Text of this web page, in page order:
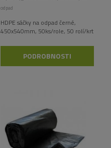
odpad
HDPE sáčky na odpad černé,
450x540mm, 50ks/role, 50 rolí/krt
PODROBNOSTI